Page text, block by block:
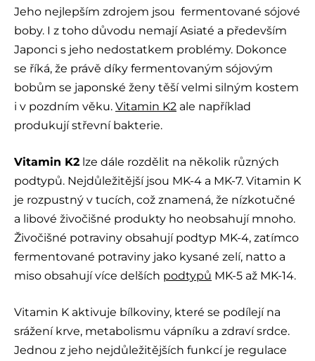
Jeho nejlepším zdrojem jsou fermentované sójové
boby. I z toho důvodu nemají Asiaté a především
Japonci s jeho nedostatkem problémy. Dokonce
se říká, že právě díky fermentovaným sójovým
bobům se japonské ženy těší velmi silným kostem
i v pozdním věku. Vitamin K2 ale například
produkují střevní bakterie.
Vitamin K2 lze dále rozdělit na několik různých
podtypů. Nejdůležitější jsou MK-4 a MK-7. Vitamin K
je rozpustný v tucích, což znamená, že nízkotučné
a libové živočišné produkty ho neobsahují mnoho.
Živočišné potraviny obsahují podtyp MK-4, zatímco
fermentované potraviny jako kysané zelí, natto a
miso obsahují více delších podtypů MK-5 až MK-14.
Vitamin K aktivuje bílkoviny, které se podílejí na
srážení krve, metabolismu vápníku a zdraví srdce.
Jednou z jeho nejdůležitějších funkcí je regulace